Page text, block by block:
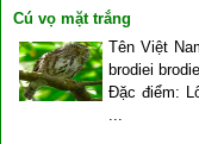
Cú vọ mặt trắng
Tên Việt
brodiei
Đặc điểm: